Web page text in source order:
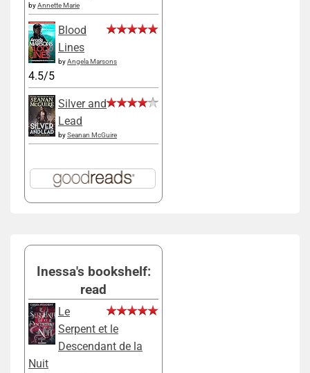
byAnnette Marie
Blood
Lines
byAngela Marsons
4.5/5
Silver and
Lead
bySeanan McGuire
Inessa's bookshelf:
read
Le
Serpent et le
Descendant de la
Nuit